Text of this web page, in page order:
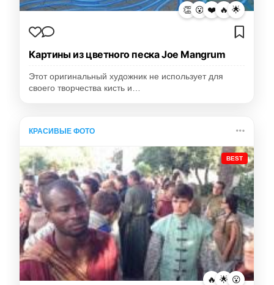
👏 😮 ❤️ 🔥 🌟
Картины из цветного песка Joe Mangrum
Этот оригинальный художник не использует для
своего творчества кисть и…
КРАСИВЫЕ ФОТО
BEST
🔥 🌟 😮